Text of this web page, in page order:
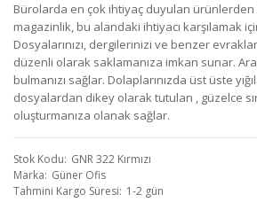
Bürolarda en çok ihtiyaç duyulan
magazinlik, bu alandaki ihtiyacı karşılamak
Dosyalarınızı, dergilerinizi ve benzer
düzenli olarak saklamanıza imkan sunar.
bulmanızı sağlar. Dolaplarınızda üst üste
dosyalardan dikey olarak tutulan , güzelce
oluşturmanıza olanak sağlar.
Stok Kodu GNR 322 Kırmızı
Marka Güner Ofis
Tahmini Kargo Süresi 1-2 gün